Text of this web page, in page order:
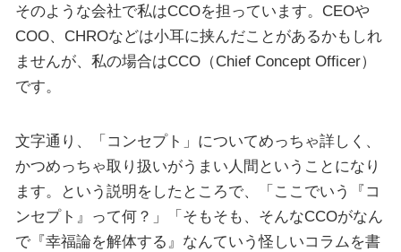
そのような会社で私はCCOを担っています。CEOや
COO、CHROなどは小耳に挟んだことがあるかもしれ
ませんが、私の場合はCCO（Chief Concept Officer）
です。
文字通り、「コンセプト」についてめっちゃ詳しく、
かつめっちゃ取り扱いがうまい人間ということになり
ます。という説明をしたところで、「ここでいう『コ
ンセプト』って何？」「そもそも、そんなCCOがなん
で『幸福論を解体する』なんていう怪しいコラムを書